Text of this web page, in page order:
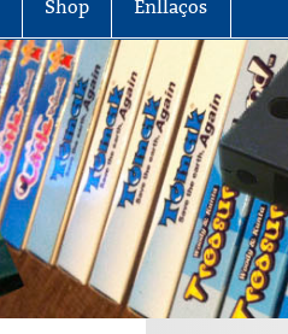
Shop Enllaços